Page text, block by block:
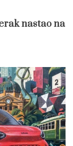
nastao na